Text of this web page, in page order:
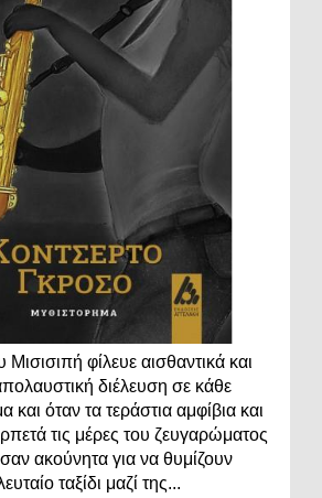
φίλευε αισθαντικά και
διέλευση σε κάθε
και όταν τα τεράστια αμφίβια και
τις μέρες του ζευγαρώματος
ακούνητα για να θυμίζουν
ταξίδι μαζί της...